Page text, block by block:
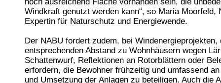
noch ausreichend Fläche vorhanden sein, die
Windkraft genutzt werden kann“, so Maria Moorfeld,
Expertin für Naturschutz und Energiewende.
Der NABU fordert zudem, bei Windenergieprojekten,
entsprechenden Abstand zu Wohnhäusern wegen
Schattenwurf, Reflektionen an Rotorblättern oder
erfordern, die Bewohner frühzeitig und umfassend
und Umsetzung der Anlagen zu beteiligen. Auch die